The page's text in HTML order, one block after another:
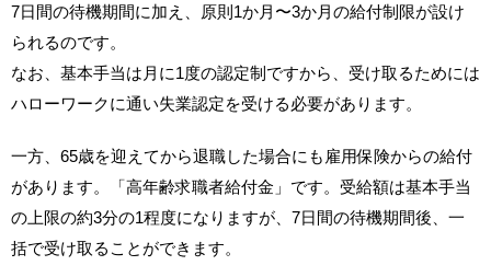
7日間の待機期間に加え、原則1か月〜3か月の給付制限が設け
られるのです。
なお、基本手当は月に1度の認定制ですから、受け取るためには
ハローワークに通い失業認定を受ける必要があります。
一方、65歳を迎えてから退職した場合にも雇用保険からの給付
があります。「高年齢求職者給付金」です。受給額は基本手当
の上限の約3分の1程度になりますが、7日間の待機期間後、一
括で受け取ることができます。